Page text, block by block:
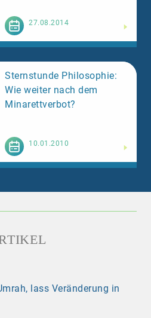
27.08.2014
Sternstunde Philosophie:
Wie weiter nach dem
Minarettverbot?
10.01.2010
lass Veränderung in